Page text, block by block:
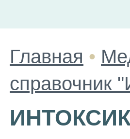
Главная •
справочник